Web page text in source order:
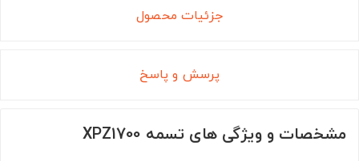
جزئیات محصول
پرسش و پاسخ
مشخصات و ویژگی های تسمه XPZ1700